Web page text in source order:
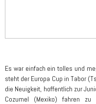
Es war einfach ein tolles und
steht der Europa Cup in Tabor
die Neuigkeit, hoffentlich zur
Cozumel (Mexiko) fahren